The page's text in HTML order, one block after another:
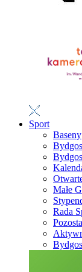
Sport
Baseny
Małe
Rada